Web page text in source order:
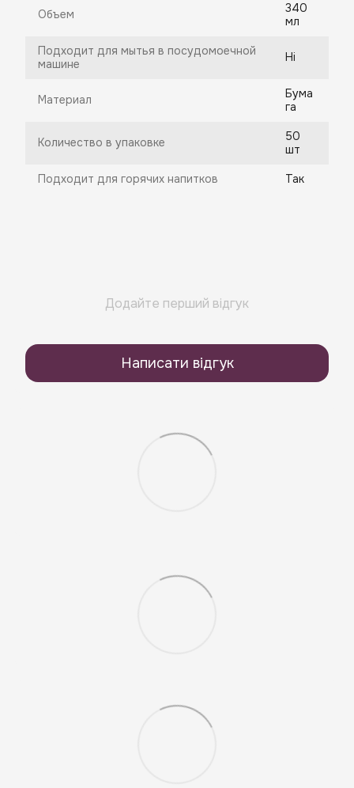
Объем
340
мл
Подходит для мытья в посудомоечной
машине
Ні
Материал
Бума
га
Количество в упаковке
50
шт
Подходит для горячих напитков Так
Додайте перший відгук
Написати відгук